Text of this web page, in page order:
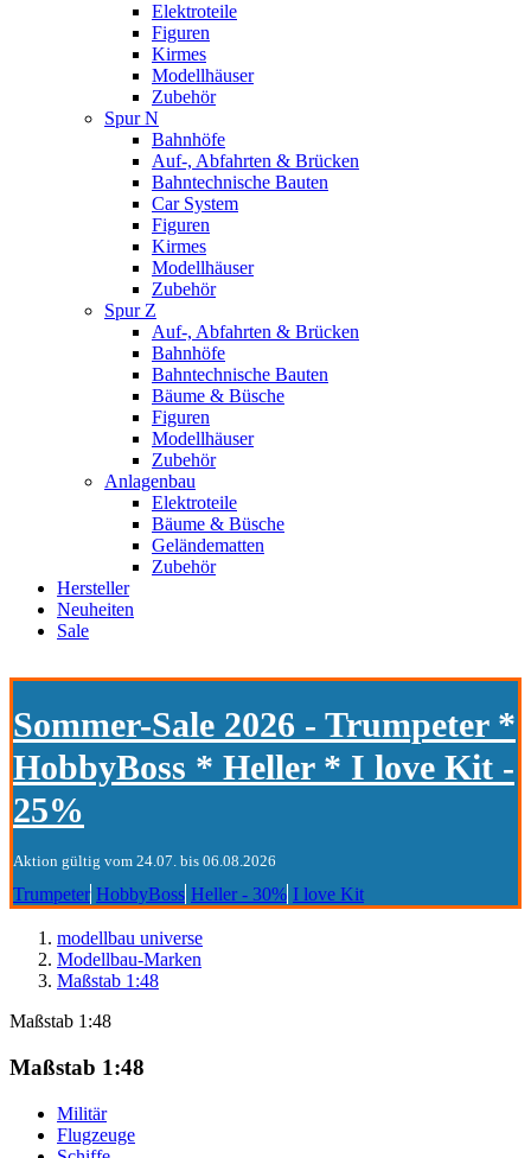
Elektroteile
Figuren
Kirmes
Modellhäuser
Zubehör
Spur N
Bahnhöfe
Auf-, Abfahrten & Brücken
Bahntechnische Bauten
Car System
Figuren
Kirmes
Modellhäuser
Zubehör
Spur Z
Auf-, Abfahrten & Brücken
Bahnhöfe
Bahntechnische Bauten
Bäume & Büsche
Figuren
Modellhäuser
Zubehör
Anlagenbau
Elektroteile
Bäume & Büsche
Geländematten
Zubehör
Hersteller
Neuheiten
Sale
Sommer-Sale 2026 - Trumpeter *
HobbyBoss * Heller * I love Kit -
25%
Aktion gültig vom 24.07. bis 06.08.2026
Trumpeter HobbyBoss Heller - 30% I love Kit
modellbau universe
Modellbau-Marken
Maßstab 1:48
Maßstab 1:48
Maßstab 1:48
Militär
Flugzeuge